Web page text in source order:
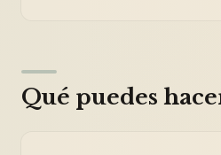
Qué puedes